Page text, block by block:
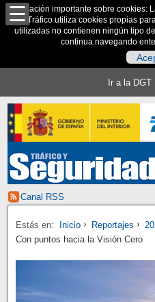
Información importante sobre cookies:
de Tráfico utiliza cookies propias
utilizadas no contienen ningún tipo
continua navegando
Ir a la DGT
Canal RSS
Estás en: Inicio Reportajes
Con puntos hacia la Visión Cero